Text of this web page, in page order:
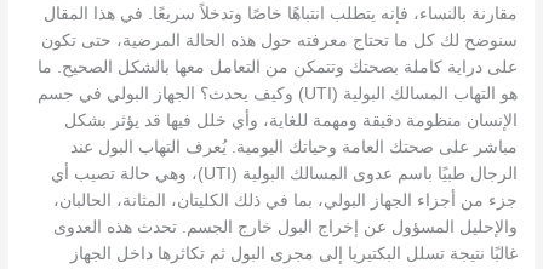
مقارنة بالنساء، فإنه يتطلب انتباهًا خاصًا وتدخلاً سريعًا. في هذا المقال
سنوضح لك كل ما تحتاج معرفته حول هذه الحالة المرضية، حتى تكون
على دراية كاملة بصحتك وتتمكن من التعامل معها بالشكل الصحيح. ما
هو التهاب المسالك البولية (UTI) وكيف يحدث؟ الجهاز البولي في جسم
الإنسان منظومة دقيقة ومهمة للغاية، وأي خلل فيها قد يؤثر بشكل
مباشر على صحتك العامة وحياتك اليومية. يُعرف التهاب البول عند
الرجال طبيًا باسم عدوى المسالك البولية (UTI)، وهي حالة تصيب أي
جزء من أجزاء الجهاز البولي، بما في ذلك الكليتان، المثانة، الحالبان،
والإحليل المسؤول عن إخراج البول خارج الجسم. تحدث هذه العدوى
غالبًا نتيجة تسلل البكتيريا إلى مجرى البول ثم تكاثرها داخل الجهاز